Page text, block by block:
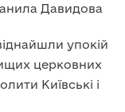
Давидова
упокій
церковних
Київські і